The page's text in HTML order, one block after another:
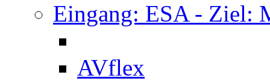
Eingang: ESA - Ziel:
AVflex